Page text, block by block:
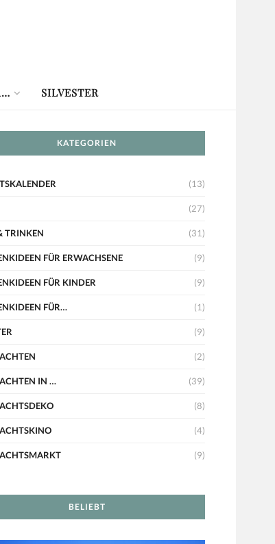
SILVESTER
KATEGORIEN
(13)
(27)
TRINKEN (31)
FÜR ERWACHSENE (9)
FÜR KINDER (9)
FÜR… (1)
(9)
(2)
IN … (39)
(8)
(4)
(9)
BELIEBT